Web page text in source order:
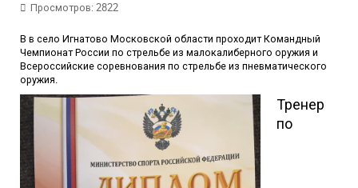
Просмотров: 2822
В в село Игнатово Московской области проходит Командный
Чемпионат России по стрельбе из малокалиберного оружия и
Всероссийские соревнования по стрельбе из пневматического
оружия.
Тренер
по